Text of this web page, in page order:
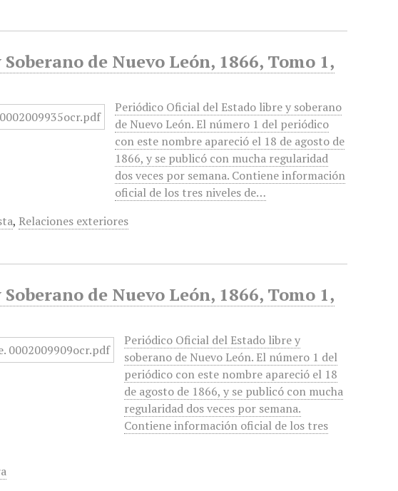
de Nuevo León, 1866, Tomo 1,
Periódico Oficial del Estado libre y soberano
de Nuevo León. El número 1 del periódico
con este nombre apareció el 18 de agosto de
1866, y se publicó con mucha regularidad
dos veces por semana. Contiene información
oficial de los tres niveles de…
, Relaciones exteriores
de Nuevo León, 1866, Tomo 1,
Periódico Oficial del Estado libre y
soberano de Nuevo León. El número 1 del
periódico con este nombre apareció el 18
de agosto de 1866, y se publicó con mucha
regularidad dos veces por semana.
Contiene información oficial de los tres